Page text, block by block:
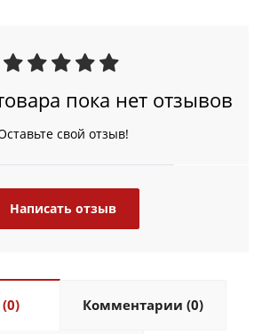
пока нет отзывов
свой отзыв!
Написать отзыв
Комментарии (0)